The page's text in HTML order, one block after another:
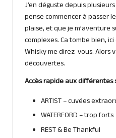
J’en déguste depuis
pense commencer à passer
plaise, et que je m’aventure
complexes. Ca tombe bien,
Whisky me direz-vous. Alors
découvertes.
Accès rapide aux différentes
ARTIST– cuvées
WATERFORD – trop forts
REST& Be Thankful